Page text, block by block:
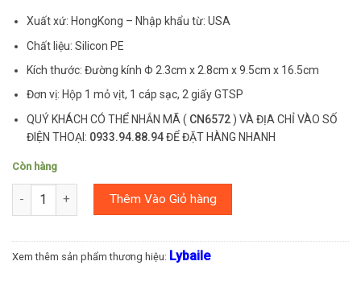
Xuất xứ: HongKong – Nhập khẩu từ: USA
Chất liệu: Silicon PE
Kích thước: Đường kính Φ 2.3cm x 2.8cm x 9.5cm x 16.5cm
Đơn vị: Hộp 1 mỏ vịt, 1 cáp sạc, 2 giấy GTSP
QUÝ KHÁCH CÓ THỂ NHẮN MÃ ( CN6572 ) VÀ ĐỊA CHỈ VÀO SỐ
ĐIỆN THOẠI: 0933.94.88.94ĐỂ ĐẶT HÀNG NHANH
Còn hàng
Số lượng Thêm Vào Giỏ hàng
Xem thêm sản phẩm thương hiệu: Lybaile